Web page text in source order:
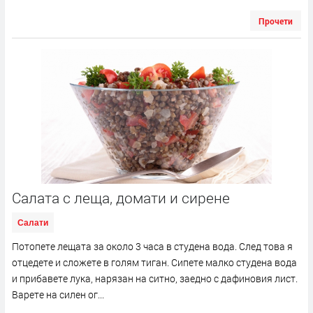
Прочети
Салата с леща, домати и сирене
Салати
Потопете лещата за около 3 часа в студена вода. След това я
отцедете и сложете в голям тиган. Сипете малко студена вода
и прибавете лука, нарязан на ситно, заедно с дафиновия лист.
Варете на силен ог...